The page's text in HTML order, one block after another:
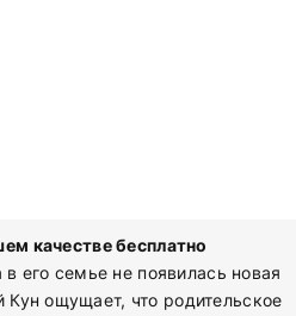
качестве бесплатно
его семье не появилась новая
ощущает, что родительское